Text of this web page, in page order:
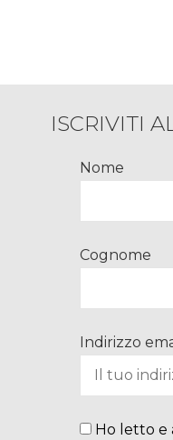
ISCRIVITI
Nome
Cognome
Indirizzo
Ho letto e